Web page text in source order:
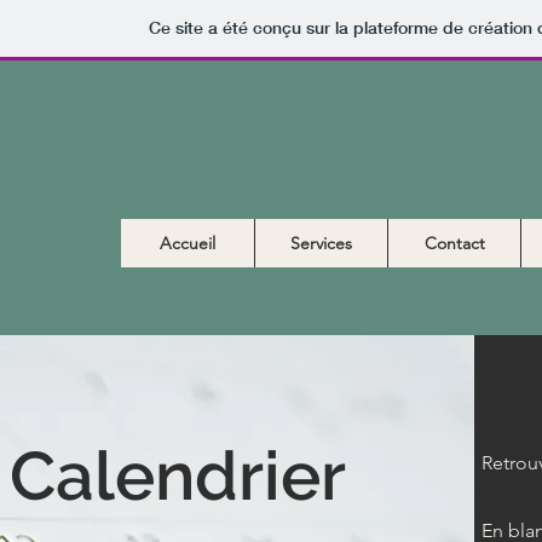
Ce site a été conçu sur la plateforme de
Accueil Services Contact
Calendrier
En